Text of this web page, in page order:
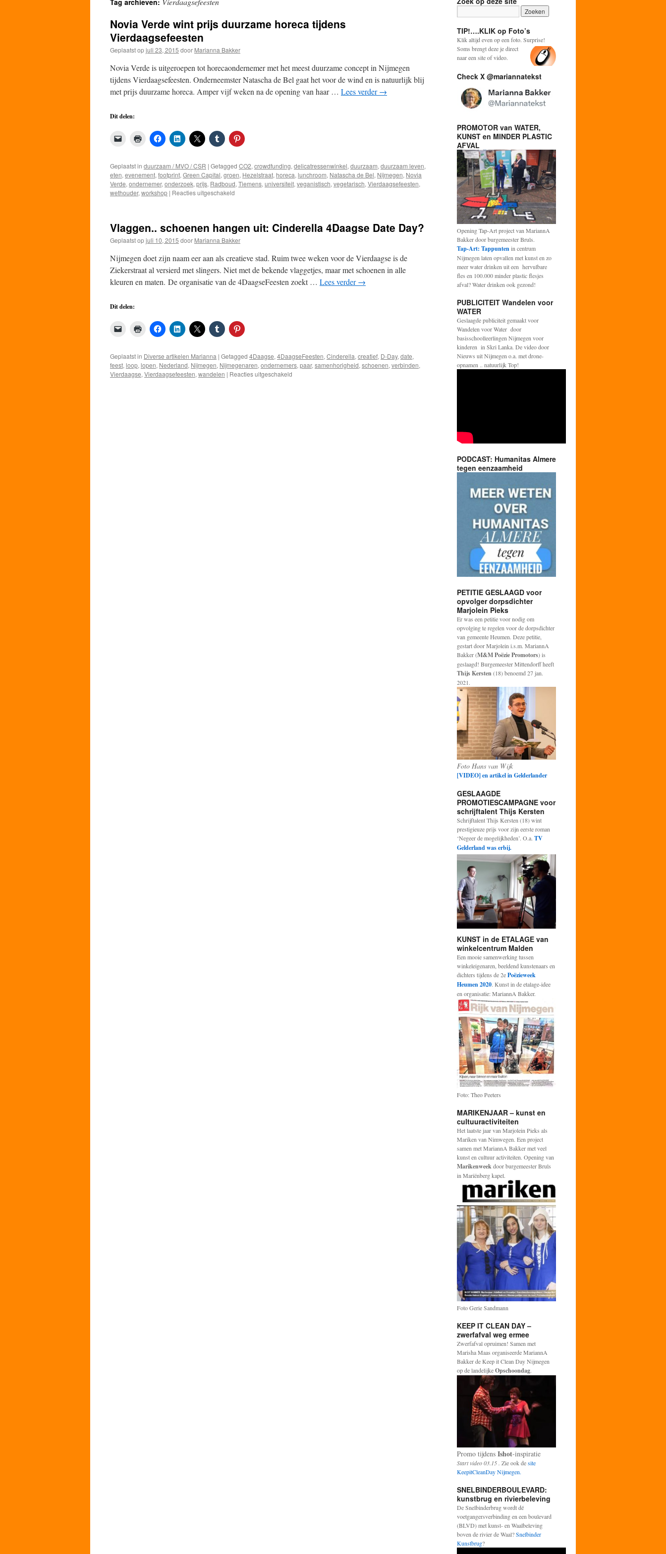
inhoud
Tag archieven:
Novia Verde wint prijs duurzame horeca tijdens
Vierdaagsefeesten
Geplaatst opjuli 23, 2015 door Marianna Bakker
Novia Verde is uitgeroepen tot horecaondernemer met het meest duurzame concept in Nijmegen
tijdens Vierdaagsefeesten. Onderneemster Natascha de Bel gaat het voor de wind en is natuurlijk blij
met prijs duurzame horeca. Amper vijf weken na de opening van haar … Lees verder→
Dit delen:
Geplaatst in duurzaam / MVO / CSR | Getagged CO2, crowdfunding, delicatressenwinkel, duurzaam, duurzaam leven,
eten, evenement, footprint, Green Capital, groen, Hezelstraat, horeca, lunchroom, Natascha de Bel, Nijmegen, Novia
Verde, ondernemer, onderzoek, prijs, Radboud, Tiemens, universiteit, veganistisch, vegetarisch, Vierdaagsefeesten,
wethouder, workshop | Reacties uitgeschakeld
prijs
duurzame
horeca
tijdens
Vierdaagsefeesten
Vlaggen.. schoenen hangen uit: Cinderella 4Daagse Date Day?
Geplaatst opjuli 10, 2015 door Marianna Bakker
Nijmegen doet zijn naam eer aan als creatieve stad. Ruim twee weken voor de Vierdaagse is de
Ziekerstraat al versierd met slingers. Niet met de bekende vlaggetjes, maar met schoenen in alle
kleuren en maten. De organisatie van de 4DaagseFeesten zoekt … Lees verder→
Dit delen:
Geplaatst in Diverse artikelen Marianna | Getagged 4Daagse, 4DaagseFeesten, Cinderella, creatief, D-Day, date,
feest, loop, lopen, Nederland, Nijmegen, Nijmegenaren, ondernemers, paar, samenhorigheid, schoenen, verbinden,
Vierdaagse, Vierdaagsefeesten, wandelen | Reacties uitgeschakeld
TIP!….KLIK op Foto’s
Klik altijd even op een foto. Surprise!
Soms brengt deze je direct
naar een site of video.
Check X @mariannatekst
PROMOTOR van WATER,
KUNST en MINDER PLASTIC
AFVAL
Opening Tap-Art project van MariannA
Bakker door burgemeester Bruls.
Tap-Art: Tappuntenin centrum
Nijmegen laten opvallen met kunst en zo
meer water drinken uit een hervulbare
fles en 100.000 minder plastic flesjes
afval? Water drinken ook gezond!
PUBLICITEIT Wandelen voor
WATER
Geslaagde publiciteit gemaakt voor
Wandelen voor Water door
basisschoolleerlingen Nijmegen voor
kinderen in Skri Lanka. De video door
Nieuws uit Nijmegen o.a. met drone-
opnamen .. natuurlijk Top!
PODCAST: Humanitas Almere
tegen eenzaamheid
PETITIE GESLAAGD voor
opvolger dorpsdichter
Marjolein Pieks
Er was een petitie voor nodig om
opvolging te regelen voor de dorpsdichter
van gemeente Heumen. Deze petitie,
gestart door Marjolein i.s.m. MariannA
Bakker (M&M Poëzie Promotors) is
geslaagd! Burgemeester Mittendorff heeft
Thijs Kersten(18) benoemd 27 jan.
2021.
Foto Hans van Wijk
[VIDEO] en artikel in Gelderlander
GESLAAGDE
PROMOTIESCAMPAGNE voor
schrijftalent Thijs Kersten
Schrijftalent Thijs Kersten (18) wint
prestigieuze prijs voor zijn eerste roman
‘Negeer de mogelijkheden’. O.a. TV
Gelderland was erbij.
KUNST in de ETALAGE van
winkelcentrum Malden
Een mooie samenwerking tussen
winkeleigenaren, beeldend kunstenaars en
dichters tijdens de 2ePoëzieweek
Heumen 2020. Kunst in de etalage-idee
en organisatie: MariannA Bakker.
Foto: Theo Peeters
MARIKENJAAR – kunst en
cultuuractiviteiten
Het laatste jaar van Marjolein Pieks als
Mariken van Nimwegen. Een project
samen met MariannA Bakker met veel
kunst en cultuur activiteiten. Opening van
Marikenweekdoor burgemeester Bruls
in Mariënberg kapel.
Foto Gerie Sandmann
KEEP IT CLEAN DAY –
zwerfafval weg ermee
Zwerfafval opruimen! Samen met
Marisha Maas organiseerde MariannA
Bakker de Keep it Clean Day Nijmegen
op de landelijkeOpschoondag.
Promo tijdens Ishot-inspiratie
Start video 03.15 . Zie ook desite
KeepitCleanDay Nijmegen.
SNELBINDERBOULEVARD:
kunstbrug en rivierbeleving
De Snelbinderbrug wordt dé
voetgangersverbinding en een boulevard
(BLVD) met kunst- en Waalbeleving
boven de rivier de Waal?Snelbinder
Kunstbrug?